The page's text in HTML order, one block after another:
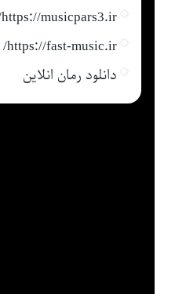
https://musicpars3.ir/
https://fast-music.ir/
دانلود رمان انلاین